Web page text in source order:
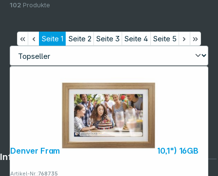
102 Produkte
Seite 1 Seite 2 Seite 3 Seite 4 Seite 5
Denver Frameo PFF-1042LW 25,4cm (10,1") 16GB
Artikel-Nr.:768735
Informationen